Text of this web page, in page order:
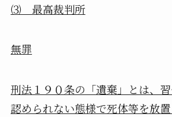
⑶ 最高裁判所
無罪
刑法１９０条の「遺棄」とは、
認められない態様で死体等を放